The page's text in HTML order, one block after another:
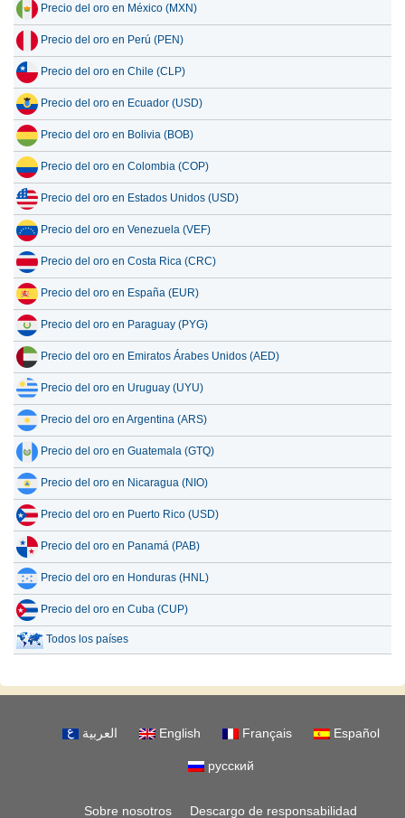
Precio del oro en México (MXN)
Precio del oro en Perú (PEN)
Precio del oro en Chile (CLP)
Precio del oro en Ecuador (USD)
Precio del oro en Bolivia (BOB)
Precio del oro en Colombia (COP)
Precio del oro en Estados Unidos (USD)
Precio del oro en Venezuela (VEF)
Precio del oro en Costa Rica (CRC)
Precio del oro en España (EUR)
Precio del oro en Paraguay (PYG)
Precio del oro en Emiratos Árabes Unidos (AED)
Precio del oro en Uruguay (UYU)
Precio del oro en Argentina (ARS)
Precio del oro en Guatemala (GTQ)
Precio del oro en Nicaragua (NIO)
Precio del oro en Puerto Rico (USD)
Precio del oro en Panamá (PAB)
Precio del oro en Honduras (HNL)
Precio del oro en Cuba (CUP)
Todos los países
العربية English Français Español
русский
Sobre nosotros Descargo de responsabilidad